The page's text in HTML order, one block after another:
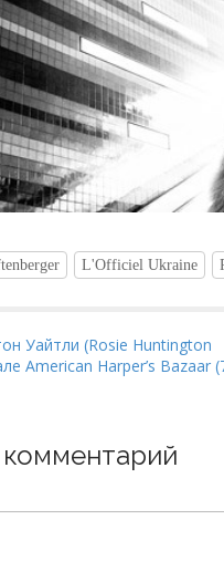
L'Officiel Ukraine
Уайтли (Rosie Huntington
American Harper’s Bazaar